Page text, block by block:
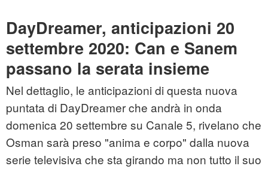
DayDreamer, anticipazioni 20
settembre 2020: Can e Sanem
passano la serata insieme
Nel dettaglio, le anticipazioni di questa nuova
puntata di DayDreamer che andrà in onda
domenica 20 settembre su Canale 5, rivelano che
Osman sarà preso "anima e corpo" dalla nuova
serie televisiva che sta girando ma non tutto il suo